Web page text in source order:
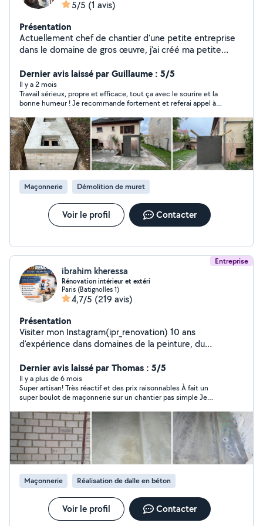
5/5 (1 avis)
Présentation
Actuellement chef de chantier d'une petite entreprise
dans le domaine de gros œuvre, j'ai créé ma petite
chantiers.
Dernier avis laissé par Guillaume : 5/5
Il y a 2 mois
Travail sérieux, propre et efficace, tout ça avec le sourire et la
bonne humeur ! Je recommande fortement et referai appel à
Maçonnerie Démolition de muret
Voir le profil Contacter
Entreprise
ibrahim kheressa
Rénovation intérieur et extéri
Paris (Batignolles 1)
4,7/5 (219 avis)
Présentation
Visiter mon Instagram(ipr_renovation) 10 ans
d'expérience dans domaines de la peinture, du
services professionnels de haute qualité, adaptés aussi
bien aux particuliers qu'aux entreprises. Mon expertise
me permet de réaliser des travaux de rénovation, de
décoration intérieure et extérieure, tout en garantissant
des finitions impeccables et durables. Mon savoir-faire
couvre une large gamme de prestations, notamment:
Peinture intérieure: application de peinture sur murs,
plafonds, avec un souci constant du détail et des
finitions lisses. Revêtement mural et sol: pose de
revêtements divers (papier peint, enduits décoratifs,
etc.) pour transformer et embellir vos espaces. Travaux
de plâtrerie: préparation des surfaces, pose de plâtre,
réalisation de cloisons et faux-plafonds, réfection de
murs endommagés
Dernier avis laissé par Thomas : 5/5
Il y a plus de 6 mois
Super artisan! Très réactif et des prix raisonnables À fait un
super boulot de maçonnerie sur un chantier pas simple Je
Maçonnerie Réalisation de dalle en béton
Voir le profil Contacter